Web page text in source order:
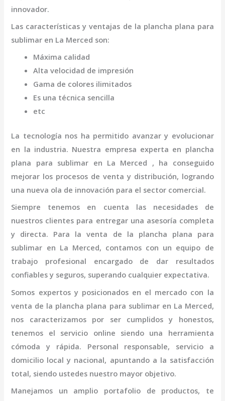
innovador.
Las características y ventajas de la plancha plana para
sublimar en La Merced son:
Máxima calidad
Alta velocidad de impresión
Gama de colores ilimitados
Es una técnica sencilla
etc
La tecnología nos ha permitido avanzar y evolucionar
en la industria. Nuestra empresa experta en plancha
plana para sublimar en La Merced , ha conseguido
mejorar los procesos de venta y distribución, logrando
una nueva ola de innovación para el sector comercial.
Siempre tenemos en cuenta las necesidades de
nuestros clientes para entregar una asesoría completa
y directa. Para la venta de la plancha plana para
sublimar en La Merced, contamos con un equipo de
trabajo profesional encargado de dar resultados
confiables y seguros, superando cualquier expectativa.
Somos expertos y posicionados en el mercado con la
venta de la plancha plana para sublimaren La Merced,
nos caracterizamos por ser cumplidos y honestos,
tenemos el servicio online siendo una herramienta
cómoda y rápida. Personal responsable, servicio a
domicilio local y nacional, apuntando a la satisfacción
total, siendo ustedes nuestro mayor objetivo.
Manejamos un amplio portafolio de productos, te